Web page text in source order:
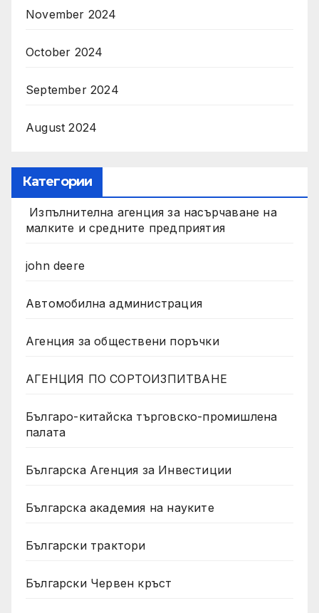
November 2024
October 2024
September 2024
August 2024
Категории
Изпълнителна агенция за насърчаване на
малките и средните предприятия
john deere
Автомобилна администрация
Агенция за обществени поръчки
АГЕНЦИЯ ПО СОРТОИЗПИТВАНЕ
Българо-китайска търговско-промишлена
палата
Българска Агенция за Инвестиции
Българска академия на науките
Български трактори
Български Червен кръст